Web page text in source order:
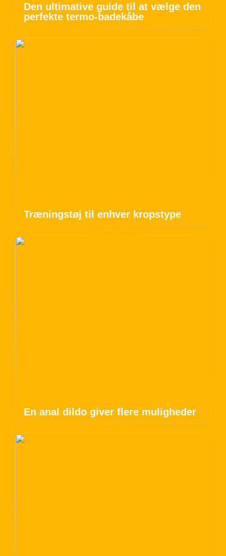
Den ultimative guide til at vælge den
perfekte termo-badekåbe
Træningstøj til enhver kropstype
En anal dildo giver flere muligheder